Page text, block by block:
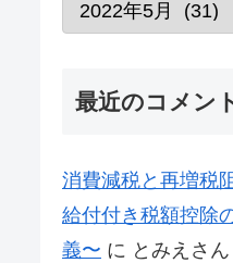
最近のコメン
消費減税と再増税
給付付き税額控除
義〜 に とみえさん